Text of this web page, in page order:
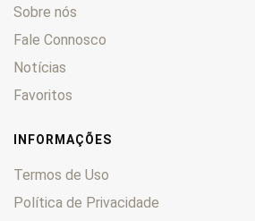
FLTC
FX 0
FXB
FXCE
FXDWG 0
FXDXT 0
FXE 0
Sobre nós
Fale Connosco
Notícias
Favoritos
INFORMAÇÕES
Termos de Uso
Política de Privacidade